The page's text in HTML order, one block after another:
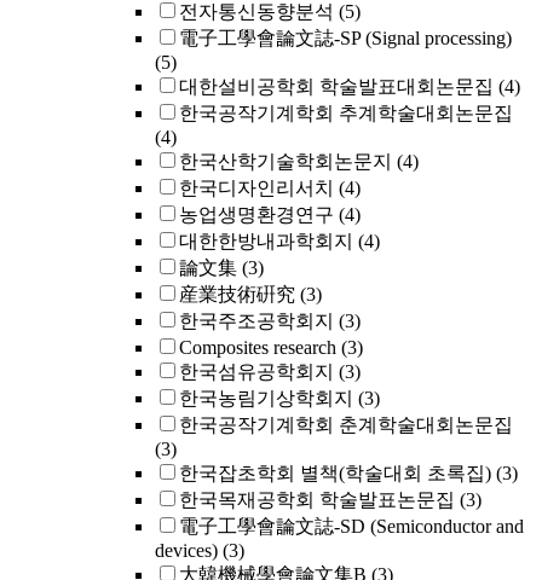
전자통신동향분석 (5)
電子工學會論文誌-SP (Signal processing)
(5)
대한설비공학회 학술발표대회논문집 (4)
한국공작기계학회 추계학술대회논문집
(4)
한국산학기술학회논문지 (4)
한국디자인리서치 (4)
농업생명환경연구 (4)
대한한방내과학회지 (4)
論文集 (3)
産業技術硏究 (3)
한국주조공학회지 (3)
Composites research (3)
한국섬유공학회지 (3)
한국농림기상학회지 (3)
한국공작기계학회 춘계학술대회논문집
(3)
한국잡초학회 별책(학술대회 초록집) (3)
한국목재공학회 학술발표논문집 (3)
電子工學會論文誌-SD (Semiconductor and
devices) (3)
大韓機械學會論文集B (3)